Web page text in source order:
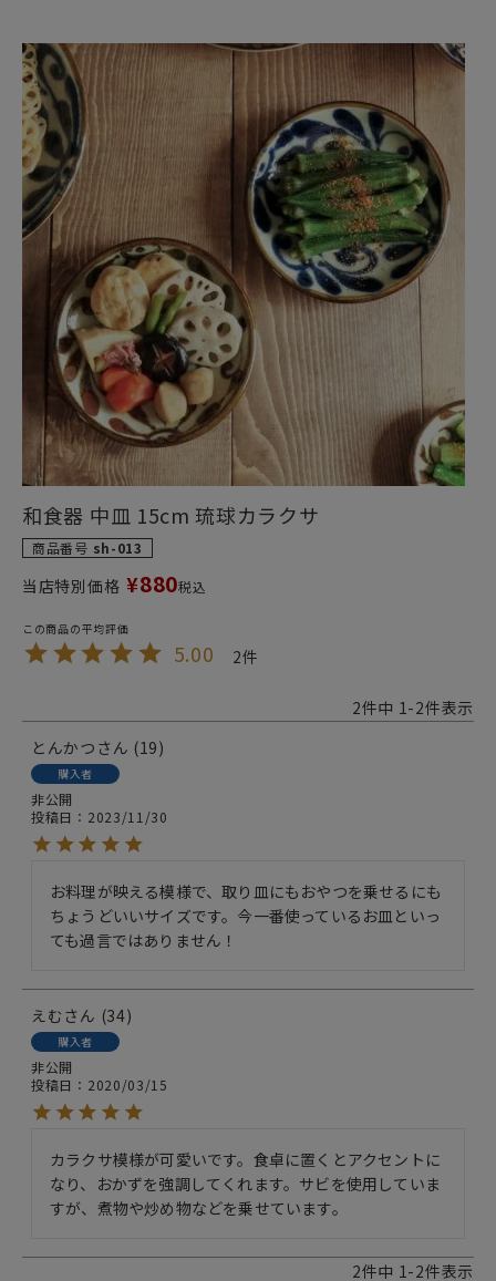
和食器 中皿 15cm 琉球カラクサ
商品番号 sh-013
当店特別価格 ¥880税込
5.00 2
2件中 1 -2件表示
とんかつ
19
購入者
非公開
投稿日
2023/11/30
お料理が映える模様で、取り皿にもおやつを乗せるにも
ちょうどいいサイズです。今一番使っているお皿といっ
ても過言ではありません！
えむ 34
購入者
非公開
投稿日
2020/03/15
カラクサ模様が可愛いです。食卓に置くとアクセントに
なり、おかずを強調してくれます。サビを使用していま
すが、煮物や炒め物などを乗せています。
2件中 1 -2件表示